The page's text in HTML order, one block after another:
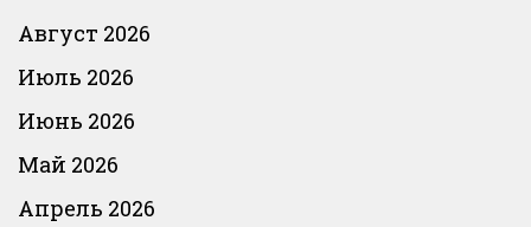
Август 2026
Июль 2026
Июнь 2026
Май 2026
Апрель 2026